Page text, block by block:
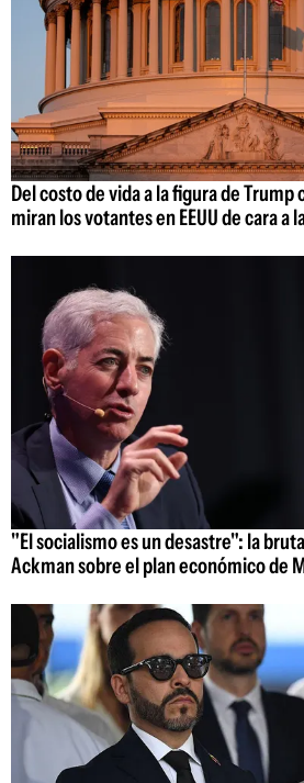
Del costo de vida a la figura de
miran los votantes en EEUU de cara a
"El socialismo es un desastre": la
Ackman sobre el plan económico de